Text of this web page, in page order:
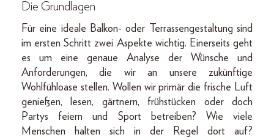
Die Grundlagen
Für eine ideale Balkon- oder Terrassengestaltung sind
im ersten Schritt zwei Aspekte wichtig. Einerseits geht
es um eine genaue Analyse der Wünsche und
Anforderungen, die wir an unsere zukünftige
Wohlfühloase stellen. Wollen wir primär die frische Luft
genießen, lesen, gärtnern, frühstücken oder doch
Partys feiern und Sport betreiben? Wie viele
Menschen halten sich in der Regel dort auf?